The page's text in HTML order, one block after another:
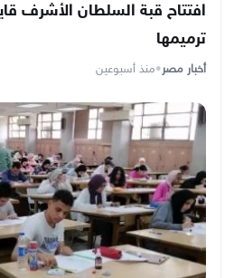
افتتاح قبة السلطان الأشرف
ترميمها
أخبار مصر•منذ أسبوعين